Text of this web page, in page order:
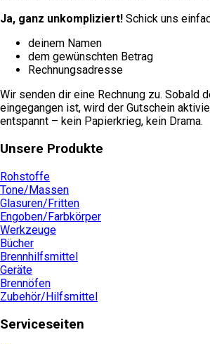
Ja, ganz unkompliziert! Schick uns
deinem Namen
dem gewünschten Betrag
Rechnungsadresse
Wir senden dir eine Rechnung zu. Sobald
eingegangen ist, wird der Gutschein
entspannt – kein Papierkrieg, kein Drama.
Unsere Produkte
Rohstoffe
Tone/Massen
Glasuren/Fritten
Engoben/Farbkörper
Werkzeuge
Bücher
Brennhilfsmittel
Geräte
Brennöfen
Zubehör/Hilfsmittel
Serviceseiten